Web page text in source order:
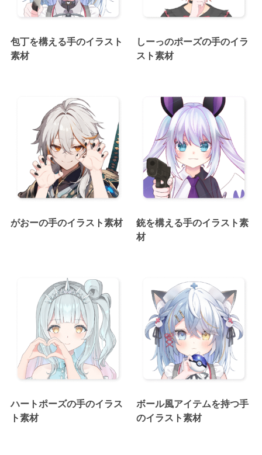
包丁を構える手のイラスト
素材
しーっのポーズの手のイラ
スト素材
がおーの手のイラスト素材
銃を構える手のイラスト素
材
ハートポーズの手のイラス
ト素材
ボール風アイテムを持つ手
のイラスト素材